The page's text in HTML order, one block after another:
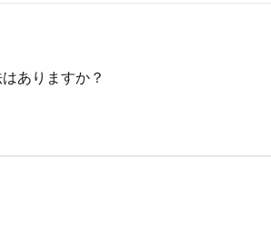
ありますか？